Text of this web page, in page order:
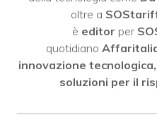
oltre a
è editor per
quotidiano
innovazione
soluzioni per il